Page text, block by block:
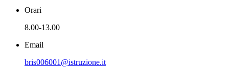
Orari
8.00-13.00
Email
bris006001@istruzione.it